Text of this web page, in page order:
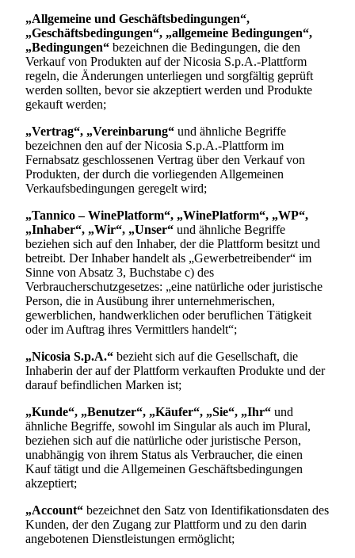
„Allgemeine und Geschäftsbedingungen“,
„Geschäftsbedingungen“, „allgemeine Bedingungen“,
„Bedingungen“ bezeichnen die Bedingungen, die den
Verkauf von Produkten auf derNicosia S.p.A.-Plattform
regeln, die Änderungen unterliegen und sorgfältig geprüft
werden sollten, bevor sie akzeptiert werden und Produkte
gekauft werden;
„Vertrag“, „Vereinbarung“ und ähnliche Begriffe
bezeichnen den auf derNicosia S.p.A.-Plattform im
Fernabsatz geschlossenen Vertrag über den Verkauf von
Produkten, der durch die vorliegenden Allgemeinen
Verkaufsbedingungen geregelt wird;
„Tannico – WinePlatform“, „WinePlatform“, „WP“,
„Inhaber“, „Wir“, „Unser“ und ähnliche Begriffe
beziehen sich auf den Inhaber, der die Plattform besitzt und
betreibt. Der Inhaber handelt als „Gewerbetreibender“ im
Sinne von Absatz 3, Buchstabe c) des
Verbraucherschutzgesetzes: „eine natürliche oder juristische
Person, die in Ausübung ihrer unternehmerischen,
gewerblichen, handwerklichen oder beruflichen Tätigkeit
oder im Auftrag ihres Vermittlers handelt“;
„Nicosia S.p.A.“ bezieht sich auf die Gesellschaft, die
Inhaberin der auf der Plattform verkauften Produkte und der
darauf befindlichen Marken ist;
„Kunde“, „Benutzer“, „Käufer“, „Sie“, „Ihr“ und
ähnliche Begriffe, sowohl im Singular als auch im Plural,
beziehen sich auf die natürliche oder juristische Person,
unabhängig von ihrem Status als Verbraucher, die einen
Kauf tätigt und die Allgemeinen Geschäftsbedingungen
akzeptiert;
„Account“ bezeichnet den Satz von Identifikationsdaten des
Kunden, der den Zugang zur Plattform und zu den darin
angebotenen Dienstleistungen ermöglicht;